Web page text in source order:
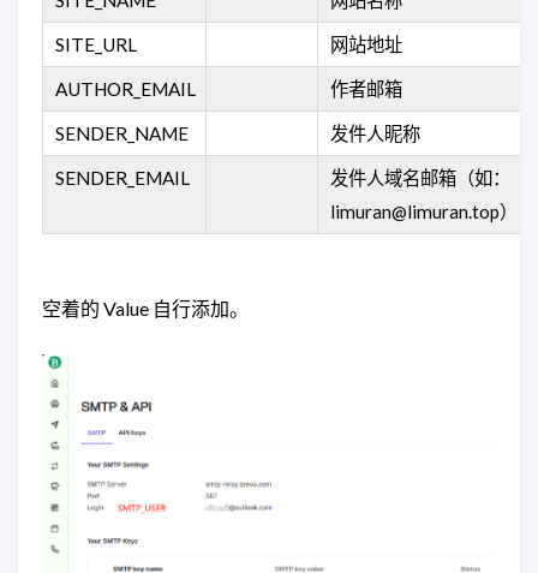
SITE_URL 网站地址
AUTHOR_EMAIL 作者邮箱
SENDER_NAME 发件人昵称
SENDER_EMAIL
发件人域名邮箱（如：
limuran@limuran.top）
空着的 Value 自行添加。